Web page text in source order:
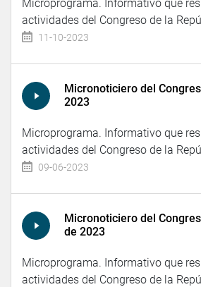
Microprograma. Informativo que
actividades del Congreso de la
11-10-2023
Micronoticiero del
2023
Microprograma. Informativo que
actividades del Congreso de la
09-06-2023
Micronoticiero del
de 2023
Microprograma. Informativo que
actividades del Congreso de la